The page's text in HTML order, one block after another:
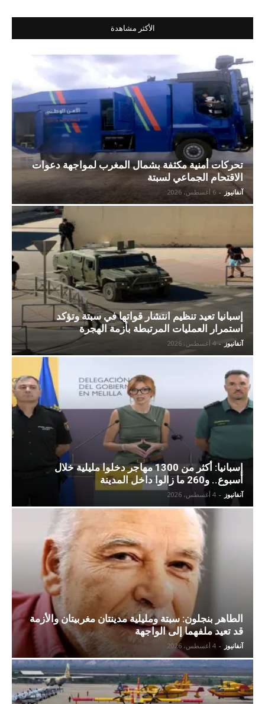
الأكثر مشاهدة
تحركات أمنية مكثفة بشمال المغرب لمواجهة دعوات
الاقتحام الجماعي لسبتة
آنفانيوز - 6 أغسطس، 2026
إسبانيا تعيد تنظيم انتشار قواتها في سبتة وتؤكد
استمرار العمليات المرتبطة بأزمة الهجرة
آنفانيوز - 4 أغسطس، 2026
إسبانيا: أكثر من 1300 مهاجر دخلوا مليلية خلال
أسبوع.. و260 ما زالوا داخل المدينة
آنفانيوز - 4 أغسطس، 2026
الطاهر بنجلون: سبتة ومليلية مدينتان مغربيتان والأزمة
قد تعيد ملفهما إلى الواجهة
آنفانيوز - 4 أغسطس، 2026